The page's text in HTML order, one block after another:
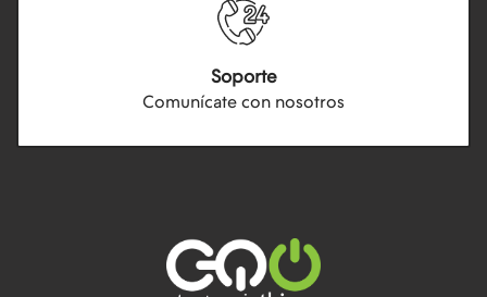
Soporte
Comunícate con nosotros